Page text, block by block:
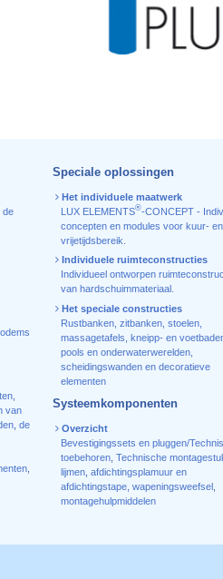
de
van
de
Speciale oplossingen
Het individuele maatwerk
LUX ELEMENTS®-CONCEPT -
concepten en modules voor kuur- en
vrijetijdsbereik.
Individuele ruimteconstructies
Individueel ontworpen
van hardschuimmateriaal.
Het speciale constructies
Rustbanken, zitbanken, stoelen,
massagetafels, kneipp- en
pools en onderwaterwerelden,
scheidingswanden en decoratieve
elementen
Systeemkomponenten
Overzicht
Bevestigingssets en pluggen/
toebehoren, Technische
lijmen, afdichtingsplamuur en
afdichtingstape, wapeningsweefsel,
montagehulpmiddelen